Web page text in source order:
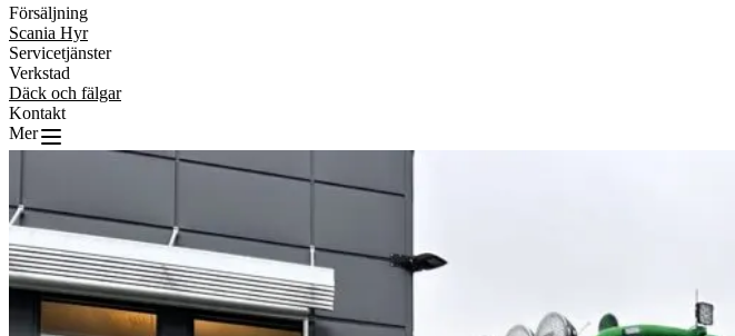
Försäljning
Scania Hyr
Servicetjänster
Verkstad
Däck och fälgar
Kontakt
Mer